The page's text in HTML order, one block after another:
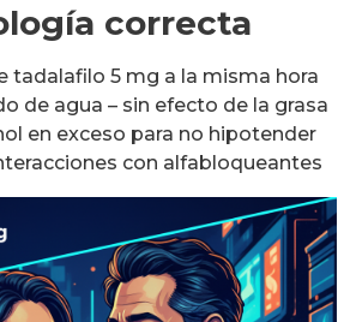
correcta
tadalafilo 5 mg a la misma hora
de agua – sin efecto de la grasa
en exceso para no hipotender
con alfabloqueantes